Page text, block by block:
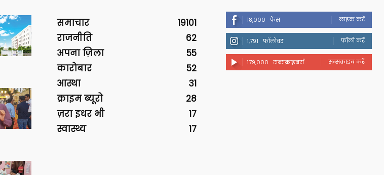
समाचार
19101
राजनीति
62
अपना ज़िला
55
कारोबार
52
आस्था
31
क्राइम ब्यूरो
28
ज़रा इधर भी
17
स्वास्थ्य
17
18,000 फैंस लाइक करें
1,791 फॉलोवर फॉलो करें
179,000 सब्सक्राइबर्स सब्सक्राइब करें